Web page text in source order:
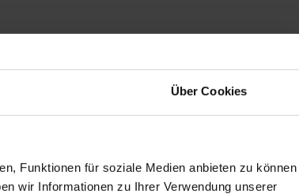
Über Cookies
Funktionen für soziale Medien anbieten zu können
wir Informationen zu Ihrer Verwendung unserer